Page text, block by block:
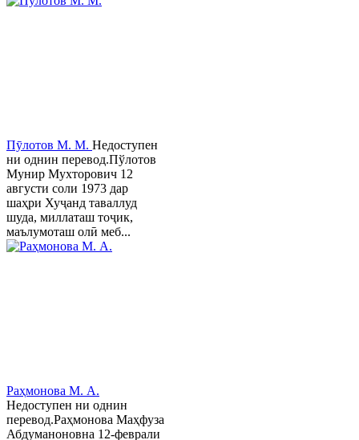
Пӯлотов М. М. Недоступен
ни однин перевод.Пўлотов
Мунир Мухторович 12
августи соли 1973 дар
шаҳри Хуҷанд таваллуд
шуда, миллаташ тоҷик,
маълумоташ олӣ меб...
Раҳмонова М. А.
Недоступен ни однин
перевод.Раҳмонова Маҳфуза
Абдуманоновна 12-феврали